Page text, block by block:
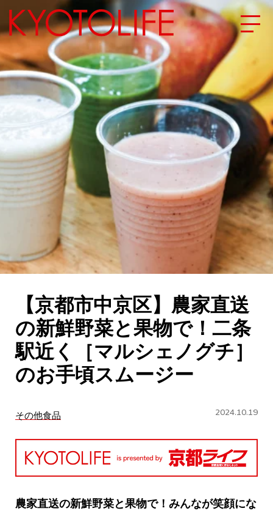
エリアから探す
地図から探す
カテゴリーから探す
SPECIAL
NEW OPEN
SERIES
CULTURE
ABOUT US
Instagram
チケットプレゼント応募
MAIN MENU
SERIES
【京都市中京区】農家直送
の新鮮野菜と果物で！二条
駅近く［マルシェノグチ］
のお手頃スムージー
その他食品 2024.10.19
農家直送の新鮮野菜と果物で！みんなが笑顔にな